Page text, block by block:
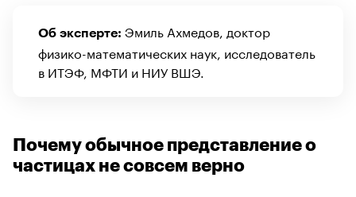
Об эксперте: Эмиль Ахмедов, доктор
физико-математических наук, исследователь
в ИТЭФ, МФТИ и НИУ ВШЭ.
Почему обычное представление о
частицах не совсем верно